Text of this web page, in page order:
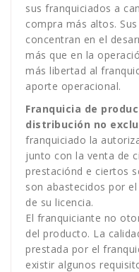
sus franquiciados a
compra más altos.
concentran en el
más que en la
más libertad al
aporte operacional.
Franquicia de
distribución no
franquiciado la
junto con la venta de
prestaciónd e ciertos
son abastecidos por
de su licencia.
El franquiciante no
del producto. La
prestada por el
existir algunos